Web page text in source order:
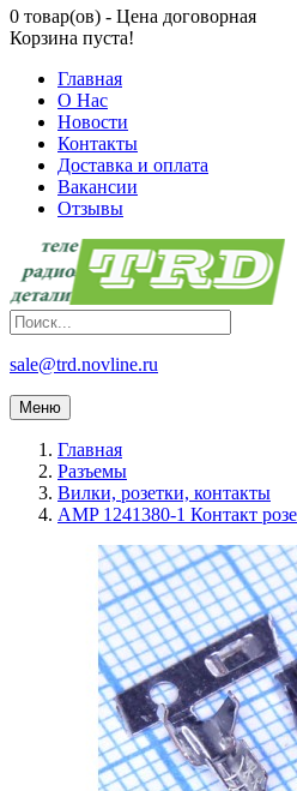
0 товар(ов) - Цена договорная
Корзина пуста!
Главная
О Нас
Новости
Контакты
Доставка и оплата
Вакансии
Отзывы
sale@trd.novline.ru
Меню
Главная
Разъемы
Вилки, розетки, контакты
AMP 1241380-1 Контакт